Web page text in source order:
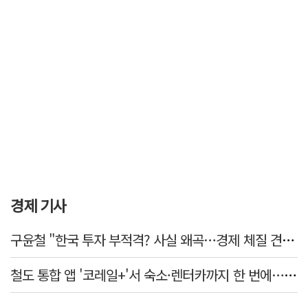
경제 기사
구윤철 "한국 투자 부적격? 사실 왜곡…경제 체질 견실"
철도 통합 앱 '코레일+'서 숙소·렌터카까지 한 번에…여행 서비스 확대